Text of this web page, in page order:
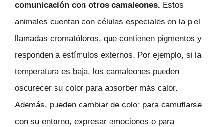
comunicación con otros camaleones. Estos
animales cuentan con células especiales en la piel
llamadas cromatóforos, que contienen pigmentos y
responden a estímulos externos. Por ejemplo, si la
temperatura es baja, los camaleones pueden
oscurecer su color para absorber más calor.
Además, pueden cambiar de color para camuflarse
con su entorno, expresar emociones o para